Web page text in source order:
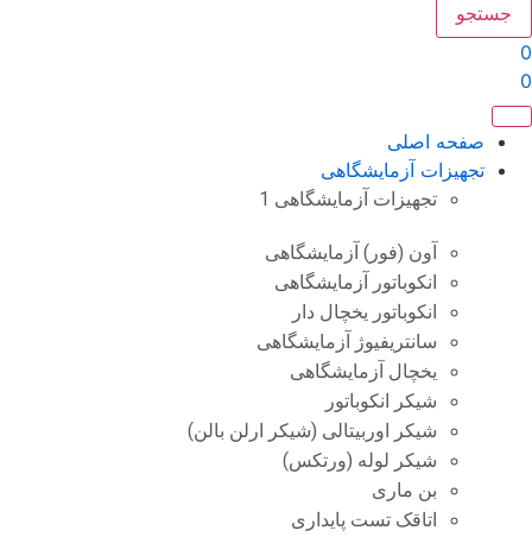
جستجو
صفحه اصلی
تجهیزات آزمایشگاهی
تجهیزات آزمایشگاهی 1
آون (فور) آزمایشگاهی
انکوباتور آزمایشگاهی
انکوباتور یخچال دار
سانتریفیوژ آزمایشگاهی
یخچال آزمایشگاهی
شیکر انکوباتور
شیکر اوربیتالی (شیکر ارلن بالن)
شیکر لوله (ورتکس)
بن ماری
اتاقک تست پایداری